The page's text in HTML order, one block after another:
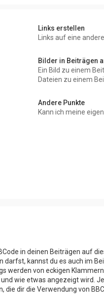
Links erstellen
Links auf eine
Bilder in Beiträgen
Ein Bild zu einem
Dateien zu einem
Andere Punkte
Kann ich meine
in deinen Beiträgen auf
kannst du es auch im
von eckigen Klammern
wie etwas angezeigt wird.
dir die Verwendung von